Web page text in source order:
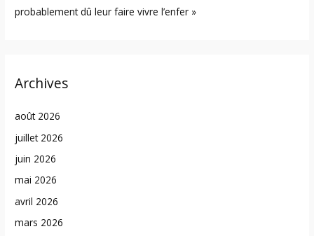
probablement dû leur faire vivre l’enfer »
Archives
août 2026
juillet 2026
juin 2026
mai 2026
avril 2026
mars 2026